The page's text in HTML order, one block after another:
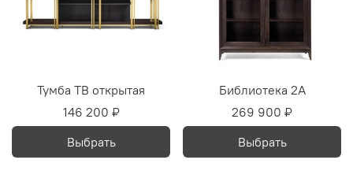
Тумба ТВ открытая
146 200 ₽
Выбрать
Библиотека 2А
269 900 ₽
Выбрать